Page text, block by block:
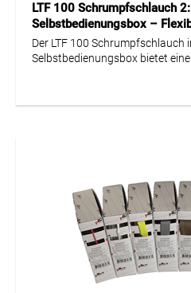
LTF 100 Schrumpfschlauch
Selbstbedienungsbox –
Der LTF 100 Schrumpfschlauch
Selbstbedienungsbox bietet
Schlauch bis zum letzten
Verschmutzung oder das Risiko
UL-Zulassung hohe
zu einer zuverlässigen Wahl für
Schutz in verschiedenen
Bereichen.